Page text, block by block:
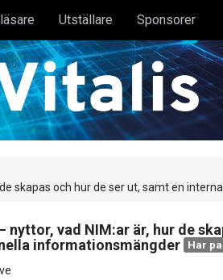
Utställare Sponsorer
skapas och hur de ser ut, samt en
vad NIM:ar är, hur de
informationsmängder
Har